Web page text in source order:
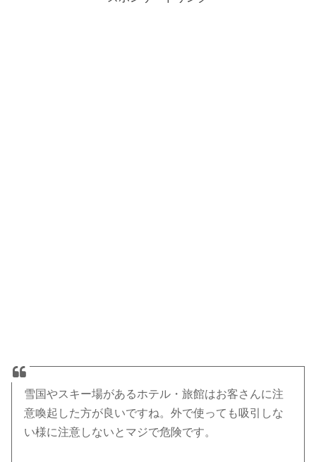
雪国やスキー場があるホテル・旅館はお客さんに注
意喚起した方が良いですね。外で使っても吸引しな
い様に注意しないとマジで危険です。